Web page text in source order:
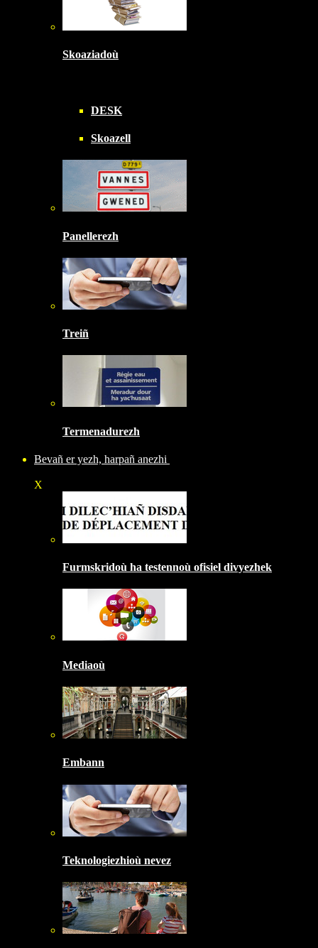
Skoaziadoù
DESK
Skoazell
Panellerezh
Treiñ
Termenadurezh
Bevañ er yezh, harpañ anezhi
X
Furmskridoù ha testennoù ofisiel divyezhek
Mediaoù
Embann
Teknologiezhioù nevez